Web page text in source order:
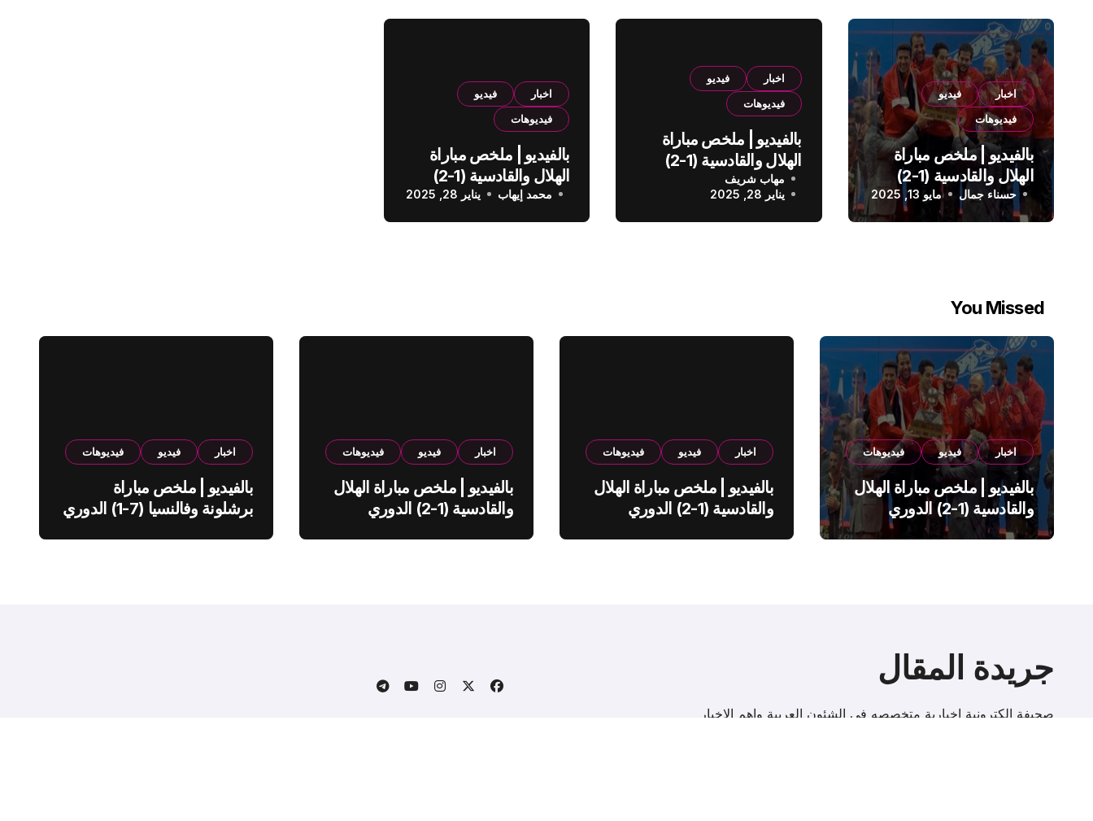
اخبار
فيديو
فيديوهات
بالفيديو | ملخص مباراة
الهلال والقادسية (1-2)
الدوري السعودي
حسناء جمال مايو 13, 2025
اخبار
فيديو
فيديوهات
بالفيديو | ملخص مباراة
الهلال والقادسية (1-2)
الدوري السعودي
مهاب شريف
يناير 28, 2025
اخبار
فيديو
فيديوهات
بالفيديو | ملخص مباراة
الهلال والقادسية (1-2)
الدوري السعودي
محمد إيهاب يناير 28, 2025
You Missed
اخبار فيديو فيديوهات
بالفيديو | ملخص مباراة الهلال
والقادسية (1-2) الدوري
السعودي
اخبار فيديو فيديوهات
بالفيديو | ملخص مباراة الهلال
والقادسية (1-2) الدوري
اخبار فيديو فيديوهات
بالفيديو | ملخص مباراة الهلال
والقادسية (1-2) الدوري
اخبار فيديو فيديوهات
بالفيديو | ملخص مباراة
برشلونة وفالنسيا (7-1) الدوري
جريدة المقال
صحيفة إلكترونية اخبارية متخصصه فى الشئون العربية واهم الاخبار